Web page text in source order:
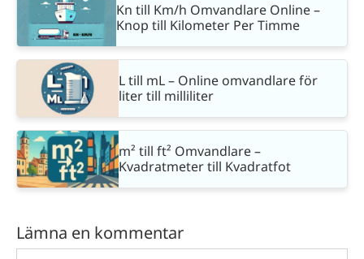
Kn till Km/h Omvandlare Online –
Knop till Kilometer Per Timme
L till mL – Online omvandlare för
liter till milliliter
m² till ft² Omvandlare –
Kvadratmeter till Kvadratfot
Lämna en kommentar